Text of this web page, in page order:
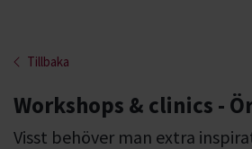
Tillbaka
Workshops & clinics -
Visst behöver man extra